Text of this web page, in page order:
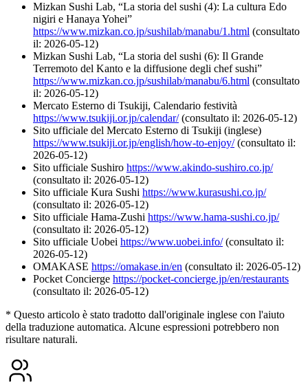
Mizkan Sushi Lab, “La storia del sushi (4): La cultura Edo
nigiri e Hanaya Yohei”
https://www.mizkan.co.jp/sushilab/manabu/1.html (consultato
il: 2026-05-12)
Mizkan Sushi Lab, “La storia del sushi (6): Il Grande
Terremoto del Kanto e la diffusione degli chef sushi”
https://www.mizkan.co.jp/sushilab/manabu/6.html (consultato
il: 2026-05-12)
Mercato Esterno di Tsukiji, Calendario festività
https://www.tsukiji.or.jp/calendar/(consultato il: 2026-05-12)
Sito ufficiale del Mercato Esterno di Tsukiji (inglese)
https://www.tsukiji.or.jp/english/how-to-enjoy/(consultato il:
2026-05-12)
Sito ufficiale Sushiro https://www.akindo-sushiro.co.jp/
(consultato il: 2026-05-12)
Sito ufficiale Kura Sushi https://www.kurasushi.co.jp/
(consultato il: 2026-05-12)
Sito ufficiale Hama-Zushi https://www.hama-sushi.co.jp/
(consultato il: 2026-05-12)
Sito ufficiale Uobei https://www.uobei.info/(consultato il:
2026-05-12)
OMAKASE https://omakase.in/en (consultato il: 2026-05-12)
Pocket Concierge https://pocket-concierge.jp/en/restaurants
(consultato il: 2026-05-12)
* Questo articolo è stato tradotto dall'originale inglese con l'aiuto
della traduzione automatica. Alcune espressioni potrebbero non
risultare naturali.